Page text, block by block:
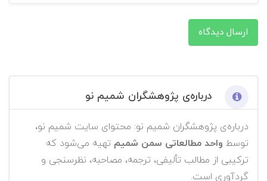
ارسال دیدگاه
درباره‌ی پژوهشگران شمیم نو
درباره‌ی پژوهشگران شمیم نو: محتوای سایت شمیم نو،
توسط واحد مطالعاتی سمن شمیم تهیه می‌شود که
ترکیبی از مطالب تألیفی، ترجمه، مصاحبه، نظرسنجی و
گردآوری است.